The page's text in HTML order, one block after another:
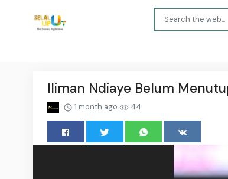
Iliman Ndiaye Belum
1 month ago 44